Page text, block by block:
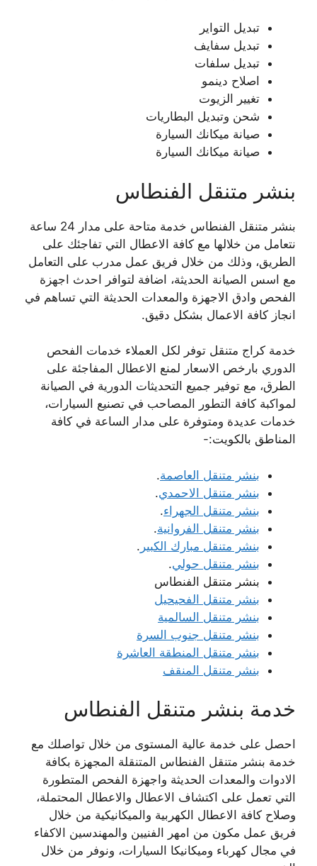
تبديل التواير
تبديل سفايف
تبديل سلفات
اصلاح دينمو
تغيير الزيوت
شحن وتبديل البطاريات
صيانة ميكانك السيارة
صيانة ميكانك السيارة
بنشر متنقل الفنطاس
بنشر متنقل الفنطاس خدمة متاحة على مدار 24 ساعة
نتعامل من خلالها مع كافة الاعطال التي تفاجئك على
الطريق، وذلك من خلال فريق عمل مدرب على التعامل
مع اسس الصيانة الحديثة، اضافة لتوافر احدث اجهزة
الفحص وادق الاجهزة والمعدات الحديثة التي تساهم في
انجاز كافة الاعمال بشكل دقيق.
خدمة كراج متنقل توفر لكل العملاء خدمات الفحص
الدوري بارخص الاسعار لمنع الاعطال المفاجئة على
الطرق، مع توفير جميع التحديثات الدورية في الصيانة
لمواكبة كافة التطور المصاحب في تصنيع السيارات،
خدمات عديدة ومتوفرة على مدار الساعة في كافة
المناطق بالكويت:-
بنشر متنقل العاصمة.
بنشر متنقل الاحمدي.
بنشر متنقل الجهراء.
بنشر متنقل الفروانية.
بنشر متنقل مبارك الكبير .
بنشر متنقل حولي.
بنشر متنقل الفنطاس
بنشر متنقل الفحيحيل
بنشر متنقل السالمية
بنشر متنقل جنوب السرة
بنشر متنقل المنطقة العاشرة
بنشر متنقل المنقف
خدمة بنشر متنقل الفنطاس
احصل على خدمة عالية المستوى من خلال تواصلك مع
خدمة بنشر متنقل الفنطاس المتنقلة المجهزة بكافة
الادوات والمعدات الحديثة واجهزة الفحص المتطورة
التي تعمل على اكتشاف الاعطال والاعطال المحتملة،
وصلاح كافة الاعطال الكهربية والميكانيكية من خلال
فريق عمل مكون من امهر الفنيين والمهندسين الاكفاء
في مجال كهرباء وميكانيكا السيارات، ونوفر من خلال